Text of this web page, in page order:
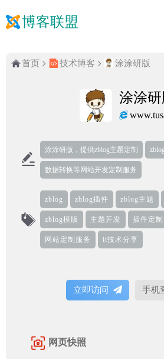
博客联盟
首页 技术博客 涂涂研版
涂涂研
涂涂研版，提供zblog主题定制
数据转换等网站开发定制服务
zblog zblog插件 zblog主题
zblog模版 主题开发 插件定制
网站定制服务 it技术分享
立即访问 手机
网页快照